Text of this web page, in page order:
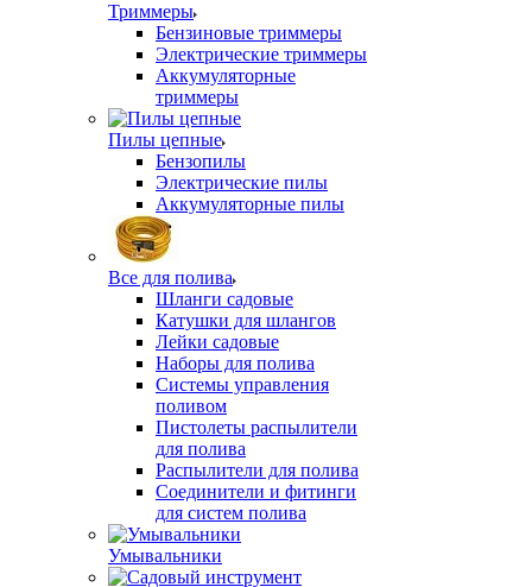
Триммеры
Бензиновые триммеры
Электрические триммеры
Аккумуляторные
триммеры
Пилы цепные
Бензопилы
Электрические пилы
Аккумуляторные пилы
Все для полива
Шланги садовые
Катушки для шлангов
Лейки садовые
Наборы для полива
Системы управления
поливом
Пистолеты распылители
для полива
Распылители для полива
Соединители и фитинги
для систем полива
Умывальники